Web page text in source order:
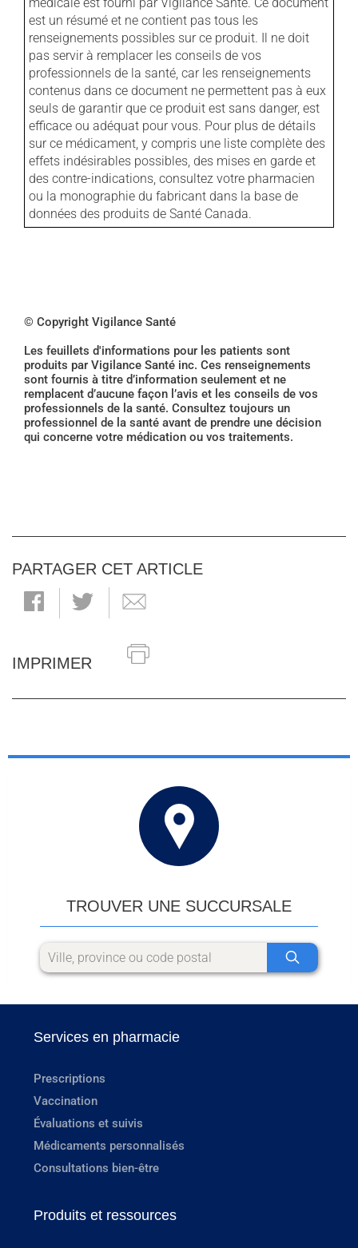
est un résumé et ne contient pas tous les
renseignements possibles sur ce produit. Il ne doit
pas servir à remplacer les conseils de vos
professionnels de la santé, car les renseignements
contenus dans ce document ne permettent pas à eux
seuls de garantir que ce produit est sans danger, est
efficace ou adéquat pour vous. Pour plus de détails
sur ce médicament, y compris une liste complète des
effets indésirables possibles, des mises en garde et
des contre-indications, consultez votre pharmacien
ou la monographie du fabricant dans la base de
données des produits de Santé Canada.
© Copyright Vigilance Santé
Les feuillets d'informations pour les patients sont
produits par Vigilance Santé inc. Ces renseignements
sont fournis à titre d’information seulement et ne
remplacent d’aucune façon l’avis et les conseils de vos
professionnels de la santé. Consultez toujours un
professionnel de la santé avant de prendre une décision
qui concerne votre médication ou vos traitements.
PARTAGER CET ARTICLE
IMPRIMER
TROUVER UNE SUCCURSALE
Services en pharmacie
Prescriptions
Vaccination
Évaluations et suivis
Médicaments personnalisés
Consultations bien-être
Produits et ressources